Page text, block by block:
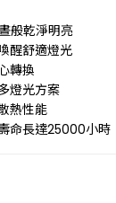
般乾淨明亮
醒舒適燈光
轉換
燈光方案
熱性能
命長達25000小時